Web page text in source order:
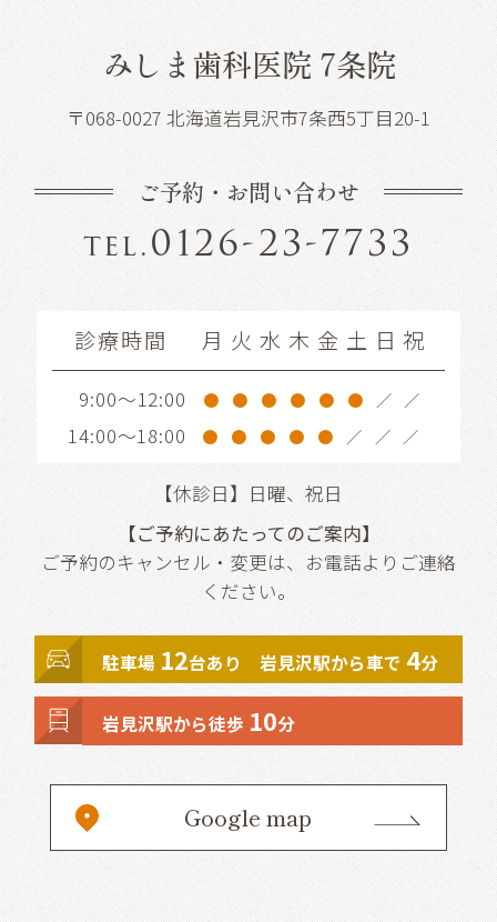
みしま歯科医院 7条院
〒068-0027 北海道岩見沢市7条西5丁目20-1
ご予約・お問い合わせ
tel.0126-23-7733
診療時間 月 火 水 木 金 土 日 祝
9:00～12:00 ● ● ● ● ● ● ／ ／
14:00～18:00 ● ● ● ● ● ／ ／ ／
【休診日】日曜、祝日
【ご予約にあたってのご案内】
ご予約のキャンセル・変更は、お電話よりご連絡
ください。
駐車場 12台あり 岩見沢駅から車で 4分
岩見沢駅から徒歩 10分
Google map